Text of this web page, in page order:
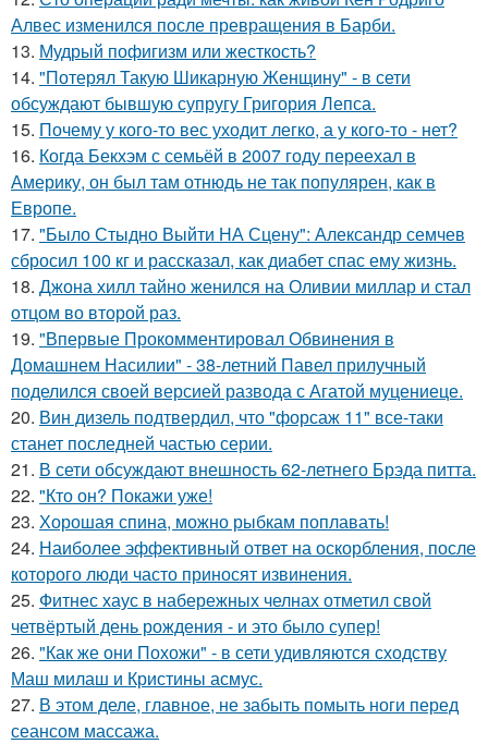
Алвес изменился после превращения в Барби.
13. Мудрый пофигизм или жесткость?
14. "Потерял Такую Шикарную Женщину" - в сети
обсуждают бывшую супругу Григория Лепса.
15. Почему у кого-то вес уходит легко, а у кого-то - нет?
16. Когда Бекхэм с семьёй в 2007 году переехал в
Америку, он был там отнюдь не так популярен, как в
Европе.
17. "Было Стыдно Выйти НА Сцену": Александр семчев
сбросил 100 кг и рассказал, как диабет спас ему жизнь.
18. Джона хилл тайно женился на Оливии миллар и стал
отцом во второй раз.
19. "Впервые Прокомментировал Обвинения в
Домашнем Насилии" - 38-летний Павел прилучный
поделился своей версией развода с Агатой муцениеце.
20. Вин дизель подтвердил, что "форсаж 11" все-таки
станет последней частью серии.
21. В сети обсуждают внешность 62-летнего Брэда питта.
22. "Кто он? Покажи уже!
23. Хорошая спина, можно рыбкам поплавать!
24. Наиболее эффективный ответ на оскорбления, после
которого люди часто приносят извинения.
25. Фитнес хаус в набережных челнах отметил свой
четвёртый день рождения - и это было супер!
26. "Как же они Похожи" - в сети удивляются сходству
Маш милаш и Кристины асмус.
27. В этом деле, главное, не забыть помыть ноги перед
сеансом массажа.